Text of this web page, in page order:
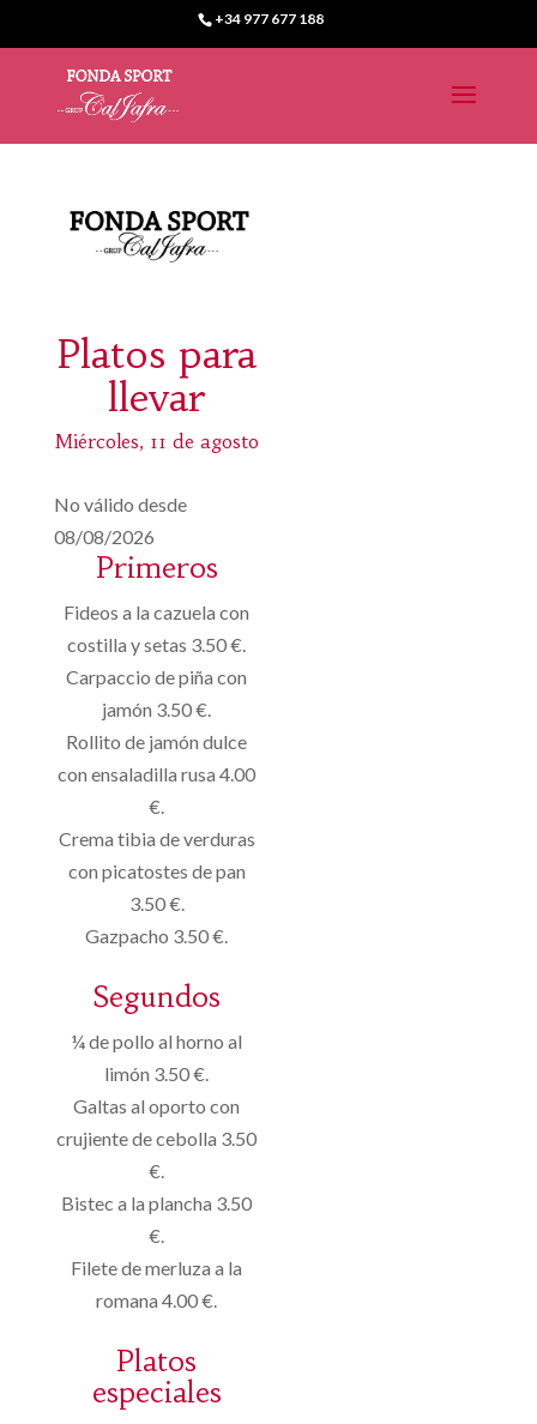
+34 977 677 188
Platos para
llevar
Miércoles, 11 de agosto
No válido desde
08/08/2026
Primeros
Fideos a la cazuela con
costilla y setas 3.50 €.
Carpaccio de piña con
jamón 3.50 €.
Rollito de jamón dulce
con ensaladilla rusa 4.00
€.
Crema tibia de verduras
con picatostes de pan
3.50 €.
Gazpacho 3.50 €.
Segundos
¼ de pollo al horno al
limón 3.50 €.
Galtas al oporto con
crujiente de cebolla 3.50
€.
Bistec a la plancha 3.50
€.
Filete de merluza a la
romana 4.00 €.
Platos
especiales